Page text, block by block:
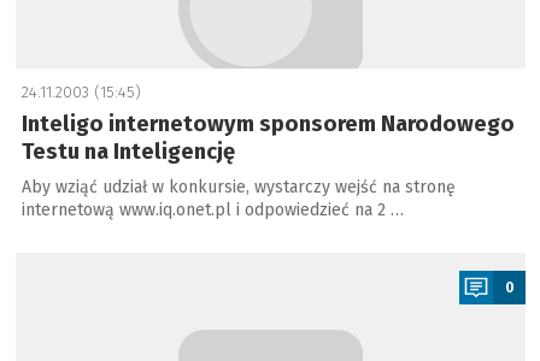
24.11.2003 (15:45)
Inteligo internetowym sponsorem Narodowego
Testu na Inteligencję
Aby wziąć udział w konkursie, wystarczy wejść na stronę
internetową www.iq.onet.pl i odpowiedzieć na 2 …
0